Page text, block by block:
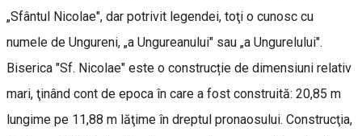
„Sfântul Nicolae", dar potrivit legendei, toţi o cunosc cu
numele de Ungureni, „a Ungureanului" sau „a Ungurelului".
Biserica "Sf. Nicolae" este o construcție de dimensiuni relativ
mari, ţinând cont de epoca în care a fost construită: 20,85 m
lungime pe 11,88 m lăţime în dreptul pronaosului. Construcţia,